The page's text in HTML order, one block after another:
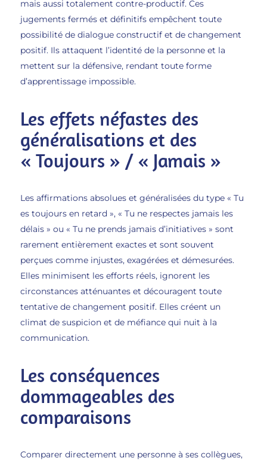
mais aussi totalement contre-productif. Ces
jugements fermés et définitifs empêchent toute
possibilité de dialogue constructif et de changement
positif. Ils attaquent l’identité de la personne et la
mettent sur la défensive, rendant toute forme
d’apprentissage impossible.
Les effets néfastes des
généralisations et des
« Toujours » / « Jamais »
Les affirmations absolues et généralisées du type « Tu
es toujours en retard », « Tu ne respectes jamais les
délais » ou « Tu ne prends jamais d’initiatives » sont
rarement entièrement exactes et sont souvent
perçues comme injustes, exagérées et démesurées.
Elles minimisent les efforts réels, ignorent les
circonstances atténuantes et découragent toute
tentative de changement positif. Elles créent un
climat de suspicion et de méfiance qui nuit à la
communication.
Les conséquences
dommageables des
comparaisons
Comparer directement une personne à ses collègues,